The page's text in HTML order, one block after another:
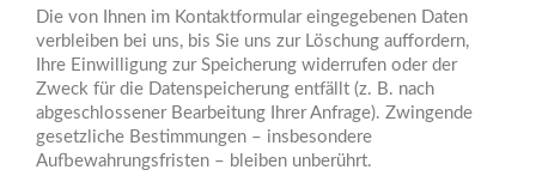
Die von Ihnen im Kontaktformular eingegebenen Daten
verbleiben bei uns, bis Sie uns zur Löschung auffordern,
Ihre Einwilligung zur Speicherung widerrufen oder der
Zweck für die Datenspeicherung entfällt (z. B. nach
abgeschlossener Bearbeitung Ihrer Anfrage). Zwingende
gesetzliche Bestimmungen – insbesondere
Aufbewahrungsfristen – bleiben unberührt.